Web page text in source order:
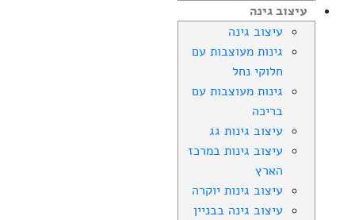
עיצוב גינה
עיצוב גינה
גינות מעוצבות עם
חלוקי נחל
גינות מעוצבות עם
בריכה
עיצוב גינות גג
עיצוב גינות במרכז
הארץ
עיצוב גינות יוקרה
עיצוב גינה בבניין